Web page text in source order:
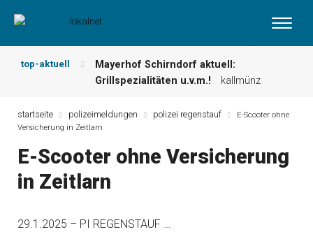
top-aktuell
Mayerhof Schirndorf aktuell:
Grillspezialitäten u.v.m.!
kallmünz
und mehr … burglengenfeld
Der „deutsche Michel“ muss nun
leserbriefe
Maxhütter Fischladen: Unser aktuelles
Region!
angebote vor ort | anzeige
startseite polizeimeldungen polizei regenstauf
E-Scooter ohne
Versicherung in Zeitlarn
E-Scooter ohne Versicherung
in Zeitlarn
29.1.2025 – PI REGENSTAUF …